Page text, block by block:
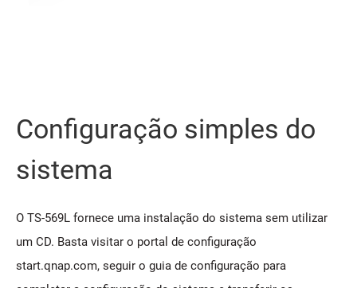
Configuração simples do
sistema
O TS-569L fornece uma instalação do sistema sem utilizar
um CD. Basta visitar o portal de configuração
start.qnap.com, seguir o guia de configuração para